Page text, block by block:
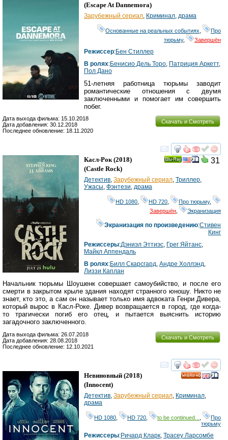
(Escape At Dannemora)
Зарубежный сериал Криминал драма
Основанные на реальных событиях
Про
тюрьму, Завершён
Режиссер:Бен Стиллер
В ролях:Бенисио Дель Торо Патриция Аркетт,
Пол Дано
51-летняя работница тюрьмы заводит
романтические отношения с двумя
заключенными и помогает им совершить
побег.
Скачать и Смотреть
Дата выхода фильма: 15.10.2018
Дата добавления: 30.12.2018
Последнее обновление: 18.11.2020
смотреть
31
Касл-Рок(2018)
(Castle Rock)
Детектив, Зарубежный сериал, Триллер,
Ужасы, Фэнтези, драма
HD 1080 HD 720 Про тюрьму,
Завершён
Экранизация
Экранизация по произведению:Стивен
Кинг
Режиссеры:Дэниэл Эттиэс, Грег Яйтанс,
Майкл Аппендаль
В ролях:Билл Скарсгард, Андре Холлэнд,
Лиззи Каплан
Начальник тюрьмы Шоушенк совершает самоубийство, и после его
смерти в закрытом крыле здания находят странного юношу. Никто не
знает, кто это, а сам он называет только имя адвоката Генри Дивера,
который вырос в Касл-Роке. Дивер возвращается в город, где когда-
то трагически погиб его отец, и пытается выяснить историю
загадочного заключенного.
Скачать и Смотреть
Дата выхода фильма: 26.07.2018
Дата добавления: 28.08.2018
Последнее обновление: 12.10.2021
смотреть
Невиновный (2018)
(Innocent)
Детектив, Зарубежный сериал, Криминал,
драма
HD 1080 HD 720 to be continued...
Про
тюрьму
Режиссеры:Ричард Кларк, Траcеy Ларcомбе